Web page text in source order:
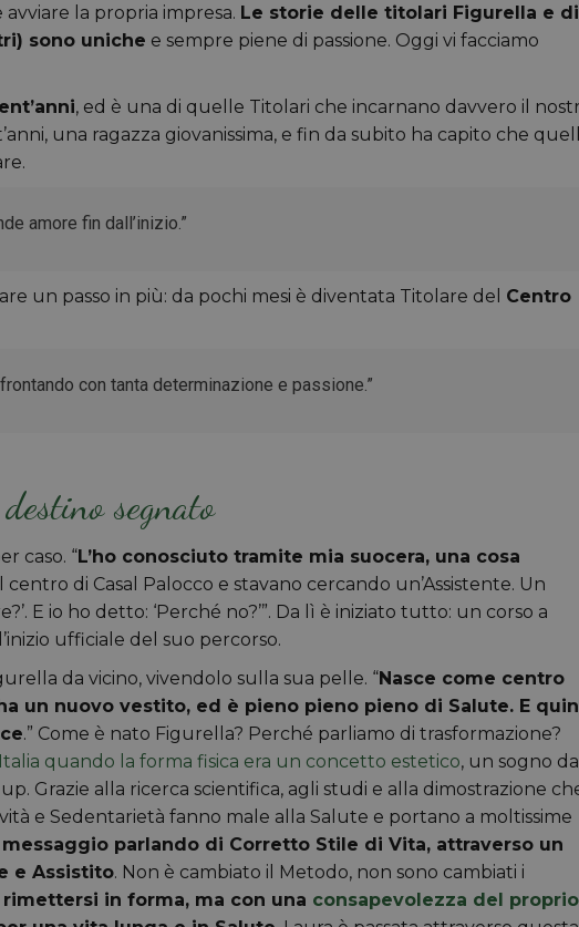
la propria impresa. Le storie delle titolari Figurella e di
sono uniche e sempre piene di passione. Oggi vi facciamo
, ed è una di quelle Titolari che incarnano davvero il
una ragazza giovanissima, e fin da subito ha capito che
amore fin dall’inizio.”
un passo in più: da pochi mesi è diventata Titolare del Centro
con tanta determinazione e passione.”
segnato
caso. “L’ho conosciuto tramite mia suocera, una cosa
di Casal Palocco e stavano cercando un’Assistente. Un
E io ho detto: ‘Perché no?’”. Da lì è iniziato tutto: un corso a
ufficiale del suo percorso.
da vicino, vivendolo sulla sua pelle. “Nasce come centro
un nuovo vestito, ed è pieno pieno pieno di Salute. E
.” Come è nato Figurella? Perché parliamo di trasformazione?
quando la forma fisica era un concetto estetico, un sogno da
Grazie alla ricerca scientifica, agli studi e alla dimostrazione
e Sedentarietà fanno male alla Salute e portano a moltissime
parlando di Corretto Stile di Vita, attraverso un
e Assistito. Non è cambiato il Metodo, non sono cambiati i
in forma, ma con una consapevolezza del proprio